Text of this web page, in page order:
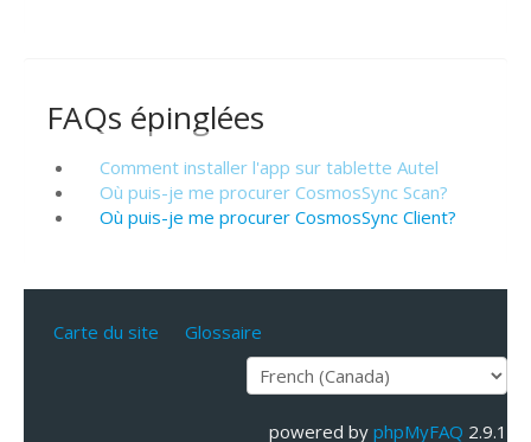
FAQs épinglées
Comment installer l'app sur tablette Autel
Où puis-je me procurer CosmosSync Scan?
Où puis-je me procurer CosmosSync Client?
Carte du site Glossaire
powered by phpMyFAQ 2.9.1